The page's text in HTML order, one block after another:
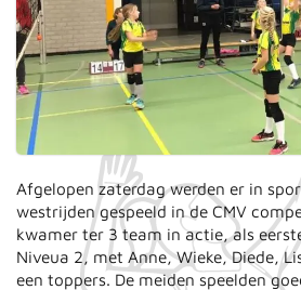
Afgelopen zaterdag werden er in
westrijden gespeeld in de CMV
kwamer ter 3 team in actie, als
Niveua 2, met Anne, Wieke, Diede,
een toppers. De meiden speelden